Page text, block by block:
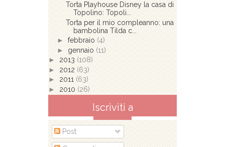
Torta Playhouse Disney la casa di
Topolino: Topoli...
Torta per il mio compleanno: una
bambolina Tilda c...
► febbraio (4)
► gennaio (11)
► 2013 (108)
► 2012 (63)
► 2011 (63)
► 2010 (26)
Iscriviti a
Post